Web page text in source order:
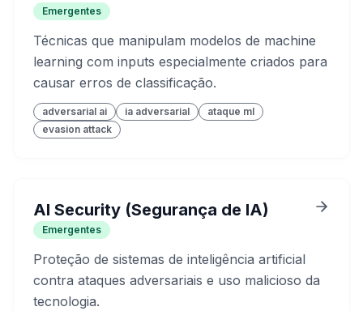
Emergentes
Técnicas que manipulam modelos de machine
learning com inputs especialmente criados para
causar erros de classificação.
adversarial ai ia adversarial
ataque ml
evasion attack
AI Security (Segurança de IA)
Emergentes
Proteção de sistemas de inteligência artificial
contra ataques adversariais e uso malicioso da
tecnologia.